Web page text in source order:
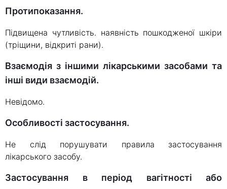
Протипоказання.
Підвищена чутливість. наявність пошкодженої шкіри
(тріщини, відкриті рани).
Взаємодія з іншими лікарськими засобами та
інші види взаємодій.
Невідомо.
Особливості застосування.
Не слід порушувати правила застосування
лікарського засобу.
Застосування в період вагітності або